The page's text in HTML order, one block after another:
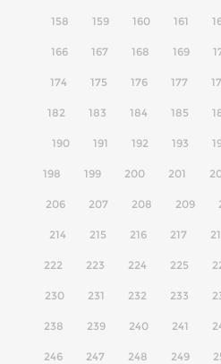
158 159 160 161
166 167 168 169
174 175 176 177
182 183 184 185
190 191 192 193
198 199 200 201
206 207 208 209
214 215 216 217
222 223 224 225
230 231 232 233
238 239 240 241
246 247 248 249